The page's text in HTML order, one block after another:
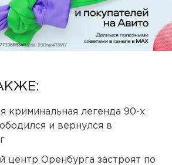
криминальная легенда 90-х
и вернулся в
центр Оренбурга застроят по